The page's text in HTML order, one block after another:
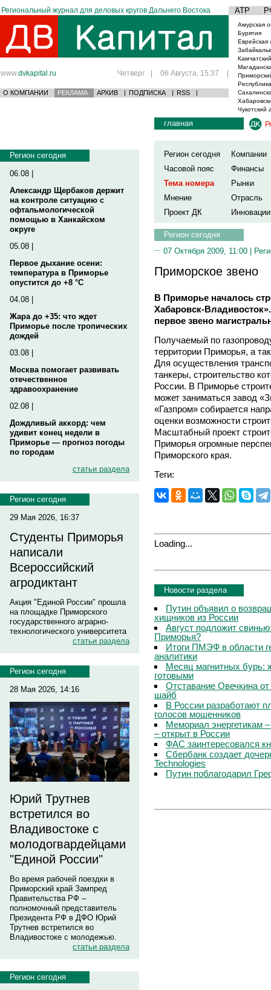
Региональный журнал для деловых кругов Дальнего Востока АТР
www.dvkapital.ru Четверг | 06 Августа, 15:37 |
О КОМПАНИИ РЕКЛАМА АРХИВ | ПОДПИСКА | RSS |
Амурская
Бурятия
Еврейская
Чукотский
Регион сегодня
06.08 |
Александр Щербаков держит
на контроле ситуацию с
офтальмологической
помощью в Ханкайском
округе
05.08 |
Первое дыхание осени:
температура в Приморье
опустится до +8 °C
04.08 |
Жара до +35: что ждет
Приморье после тропических
дождей
03.08 |
Москва помогает развивать
отечественное
здравоохранение
02.08 |
Дождливый аккорд: чем
удивит конец недели в
Приморье — прогноз погоды
по городам
статьи раздела
Регион сегодня
29 Мая 2026, 16:37
Студенты Приморья
написали
Всероссийский
агродиктант
Акция "Единой России" прошла
на площадке Приморского
государственного аграрно-
технологического университета
статьи раздела
Регион сегодня
28 Мая 2026, 14:16
Юрий Трутнев
встретился во
Владивостоке с
молодогвардейцами
"Единой России"
Во время рабочей поездки в
Приморский край Зампред
Правительства РФ –
полномочный представитель
Президента РФ в ДФО Юрий
Трутнев встретился во
Владивостоке с молодежью.
статьи раздела
Регион сегодня
главная
Регион сегодня
Компании
Часовой пояс
Финансы
Тема номера
Рынки
Мнение
Отрасль
Проект ДК
Инновации
Регион сегодня
07 Октября 2009, 11:00 |
Приморское звено
В Приморье началось
Хабаровск-
первое звено
Получаемый по
территории Приморья, а
Для осуществления
танкеры, строительство
России. В Приморье
может заниматься завод
«Газпром» собирается
оценки возможности
Масштабный проект
Приморья огромные
Приморского края.
Теги:
Loading...
Новости раздела
Путин объявил о
хищников из России
Август подложит
Приморья?
Итоги ПМЭФ в области
аналитики
Месяц магнитных бурь:
готовыми
Отставание Овечкина
шайб
В России разработают
голосов мошенников
Мемориал энергетикам
– открыт в России
ФАС заинтересовался
Сбербанк создает
Technologies
Путин поблагодарил